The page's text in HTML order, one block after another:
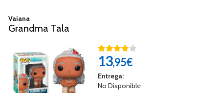
Vaiana
Grandma Tala
13,95€
Entrega:
No Disponible